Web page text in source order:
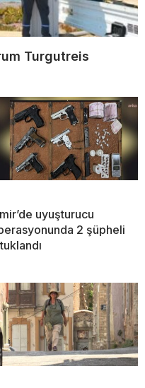
Turgutreis
uyuşturucu
2 şüpheli